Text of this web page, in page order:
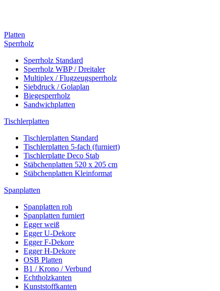
Platten
Sperrholz
Sperrholz Standard
Sperrholz WBP / Dreitaler
Multiplex / Flugzeugsperrholz
Siebdruck / Golaplan
Biegesperrholz
Sandwichplatten
Tischlerplatten
Tischlerplatten Standard
Tischlerplatten 5-fach (furniert)
Tischlerplatte Deco Stab
Stäbchenplatten 520 x 205 cm
Stäbchenplatten Kleinformat
Spanplatten
Spanplatten roh
Spanplatten furniert
Egger weiß
Egger U-Dekore
Egger F-Dekore
Egger H-Dekore
OSB Platten
B1 / Krono / Verbund
Echtholzkanten
Kunststoffkanten